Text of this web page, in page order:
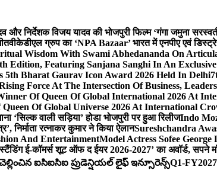
और निर्देशक विजय यादव की भोजपुरी फिल्म ‘गंगा जमुना
वीकेडीएल ग्रुप का ‘NPA Bazaar’ भारत में एनपीए एवं
Wisdom With Swami Abhedananda On
Edition, Featuring Sanjana Sanghi In An
5th Bharat Gaurav Icon Award 2026 Held In Delhi
Force At The Intersection Of Business,
Of Queen Of Global International 2026 At
Of Global Universe 2026 At International
‘सिल्क वाली सड़िया’ होडा भोजपुरी पर हुआ रिलीजIndo
निर्माता रत्नाकर कुमार ने किया ऐलानSureshchandra
And EntertainmentModel Actress Sofee George
ई-कॉमर्स शूट ऑफ द ईयर 2026-2027’ का अवॉर्ड, सपने
ఐసిఐసిఐ ప్రుడెన్షియల్ లైఫ్ ఇన్సూరెన్స్Q1-FY2027-